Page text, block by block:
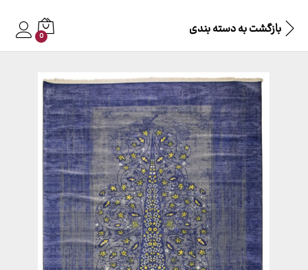
بازگشت بهدسته بندی 0